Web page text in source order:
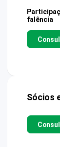
falência
Sócios